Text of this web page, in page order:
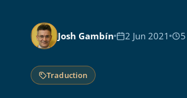
Josh Gambín 2 Jun 2021
Traduction